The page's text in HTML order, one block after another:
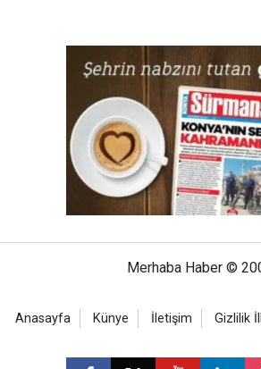
Merhaba Haber ©
Anasayfa Künye İletişim Gizlilik